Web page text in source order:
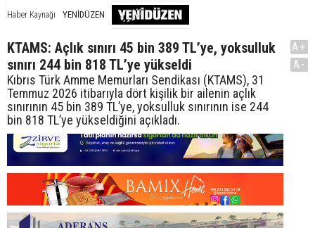
Haber Kaynağı YENİDÜZEN
KTAMS: Açlık sınırı 45 bin 389 TL’ye, yoksulluk
sınırı 244 bin 818 TL’ye yükseldi
Kıbrıs Türk Amme Memurları Sendikası (KTAMS), 31
Temmuz 2026 itibarıyla dört kişilik bir ailenin açlık
sınırının 45 bin 389 TL’ye, yoksulluk sınırının ise 244
bin 818 TL’ye yükseldiğini açıkladı.
A+
A-